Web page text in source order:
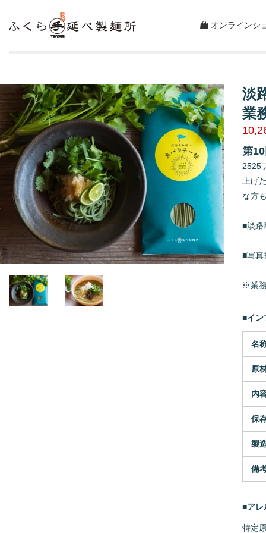
オンラインシ
淡
業
第
2525
上げ
な方
■淡
■写真
※業
■イン
名
原
内
保
製
備
■アレ
特定